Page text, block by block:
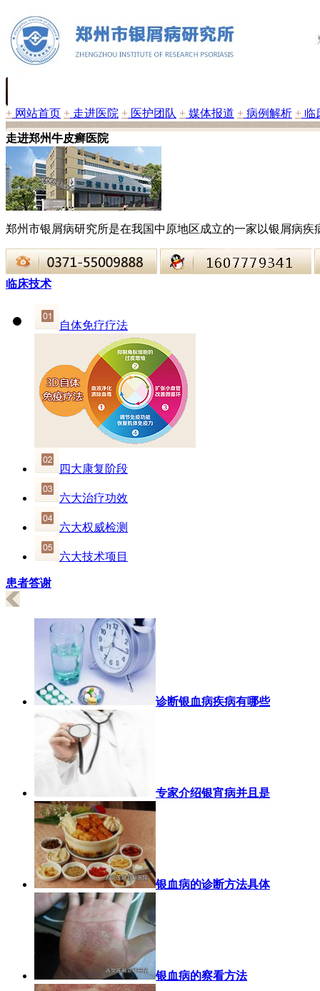
+ 网站首页 + 走进医院 + 医护团队 + 媒体报道 + 病例解析 + 临
走进郑州牛皮癣医院
郑州市银屑病研究所是在我国中原地区成立的一家以银屑病疾
临床技术
自体免疗疗法
四大康复阶段
六大治疗功效
六大权威检测
六大技术项目
患者答谢
诊断银血病疾病有哪些
专家介绍银宵病并且是
银血病的诊断方法具体
银血病的察看方法